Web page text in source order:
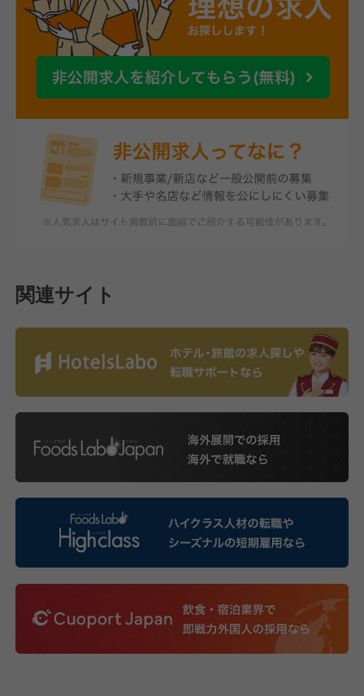
関連サイト